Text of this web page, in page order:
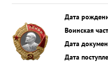
Дата
Воинская
Дата
Дата